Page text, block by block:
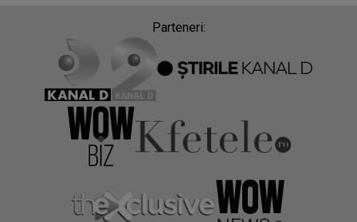
Parteneri: